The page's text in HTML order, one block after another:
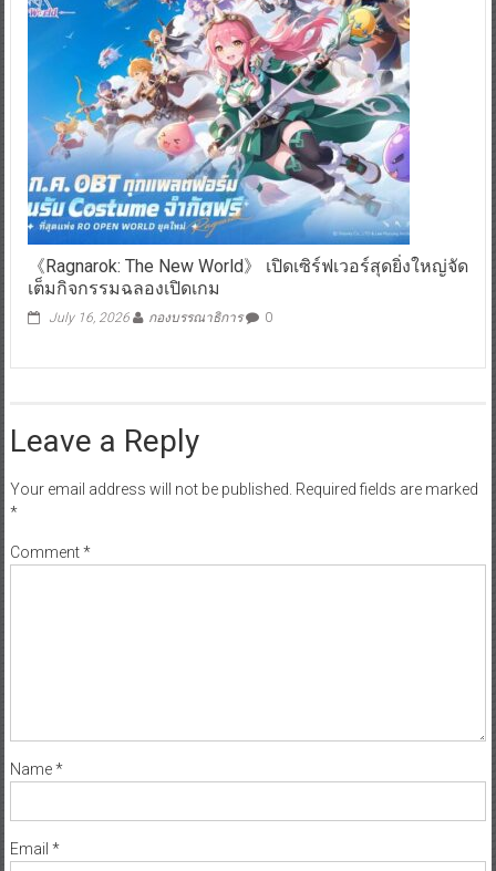
《Ragnarok: The New World》 เปิดเซิร์ฟเวอร์สุดยิ่งใหญ่จัด
เต็มกิจกรรมฉลองเปิดเกม
July 16, 2026 กองบรรณาธิการ 0
Leave a Reply
Your email address will not be published. Required fields are marked
*
Comment*
Name*
Email *